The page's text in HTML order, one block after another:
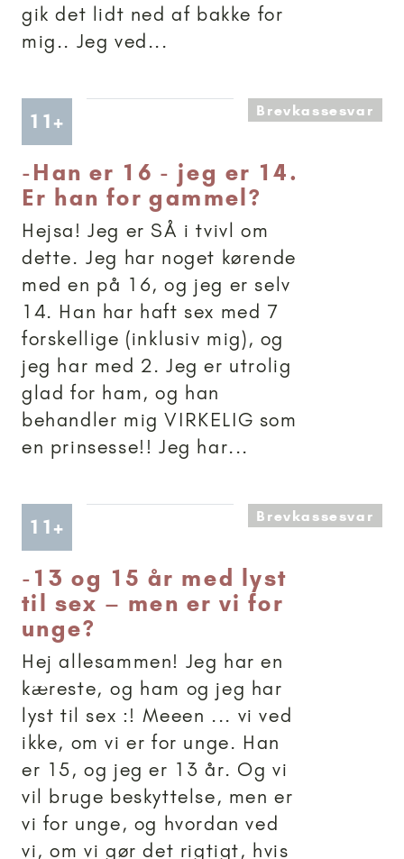
gik det lidt ned af bakke for
mig.. Jeg ved...
11+ Artikler anbefalet til 11+Brevkassesvar
-Han er 16 - jeg er 14.
Er han for gammel?
Hejsa! Jeg er SÅ i tvivl om
dette. Jeg har noget kørende
med en på 16, og jeg er selv
14. Han har haft sex med 7
forskellige (inklusiv mig), og
jeg har med 2. Jeg er utrolig
glad for ham, og han
behandler mig VIRKELIG som
en prinsesse!! Jeg har...
11+ Artikler anbefalet til 11+Brevkassesvar
- 13 og 15 år med lyst
til sex – men er vi for
unge?
Hej allesammen! Jeg har en
kæreste, og ham og jeg har
lyst til sex :! Meeen ... vi ved
ikke, om vi er for unge. Han
er 15, og jeg er 13 år. Og vi
vil bruge beskyttelse, men er
vi for unge, og hvordan ved
vi, om vi gør det rigtigt, hvis